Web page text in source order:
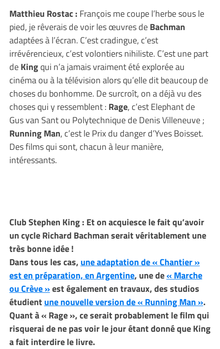
Matthieu Rostac : François me coupe l’herbe sous le
pied, je rêverais de voir les œuvres deBachman
adaptées à l’écran. C’est cradingue, c’est
irrévérencieux, c’est volontiers nihiliste. C’est une part
deKingqui n’a jamais vraiment été explorée au
cinéma ou à la télévision alors qu’elle dit beaucoup de
choses du bonhomme. De surcroît, on a déjà vu des
choses qui y ressemblent : Rage, c’est Elephant de
Gus van Sant ou Polytechnique de Denis Villeneuve ;
Running Man, c’est le Prix du danger d’Yves Boisset.
Des films qui sont, chacun à leur manière,
intéressants.
Club Stephen King : Et on acquiesce le fait qu’avoir
un cycle Richard Bachman serait véritablement une
très bonne idée !
Dans tous les cas, une adaptation de « Chantier »
est en préparation, en Argentine, une de« Marche
ou Crève »est également en travaux, des studios
étudient une nouvelle version de « Running Man ».
Quant à « Rage », ce serait probablement le film qui
risquerai de ne pas voir le jour étant donné que King
a fait interdire le livre.